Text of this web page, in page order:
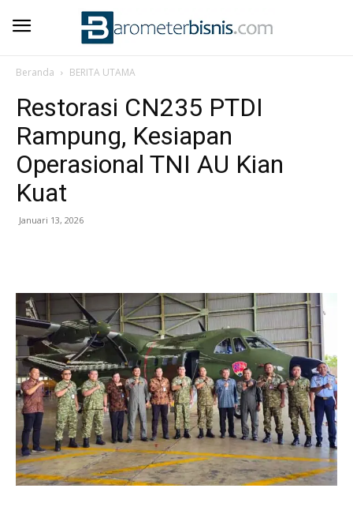
Beranda BERITA UTAMA
Restorasi CN235 PTDI
Rampung, Kesiapan
Operasional TNI AU Kian
Kuat
Januari 13, 2026